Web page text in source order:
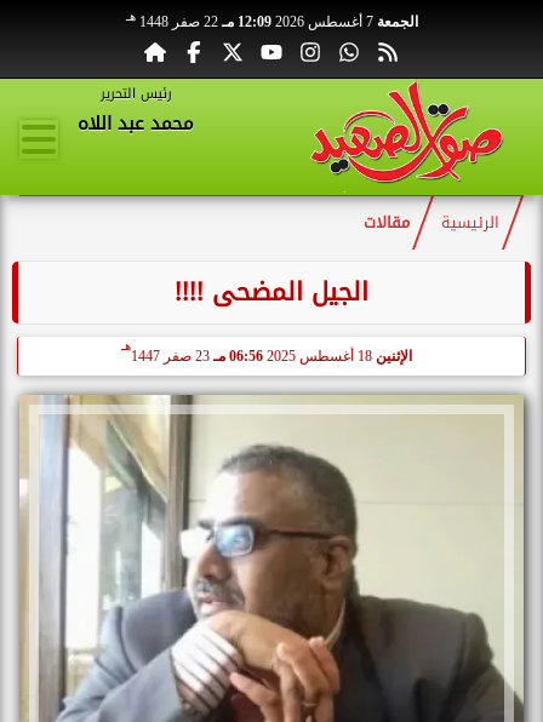
الجمعة 7 أغسطس 2026 12:09 مـ 22 صفر 1448 هـ
رئيس التحرير
محمد عبد اللاه
الرئيسية مقالات
الجيل المضحى !!!!
الإثنين 06:56 مـ 23 صفر 1447
هـ